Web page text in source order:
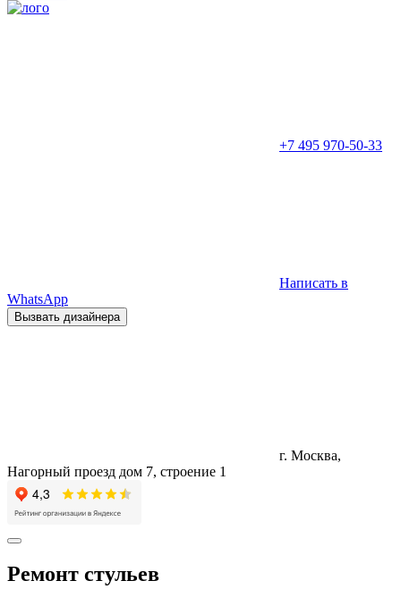
+7 495 970-50-33
Написать в
WhatsApp
Вызвать дизайнера
г. Москва,
Нагорный проезд дом 7, строение 1
Ремонт стульев